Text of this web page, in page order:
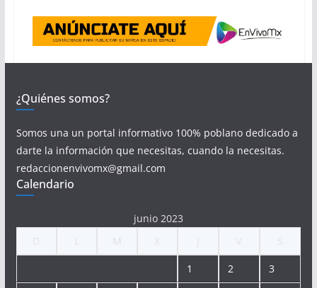
¿Quiénes somos?
Somos una un portal informativo 100% poblano dedicado a
darte la información que necesitas, cuando la necesitas.
redaccionenvivomx@gmail.com
Calendario
junio 2023
1 2 3